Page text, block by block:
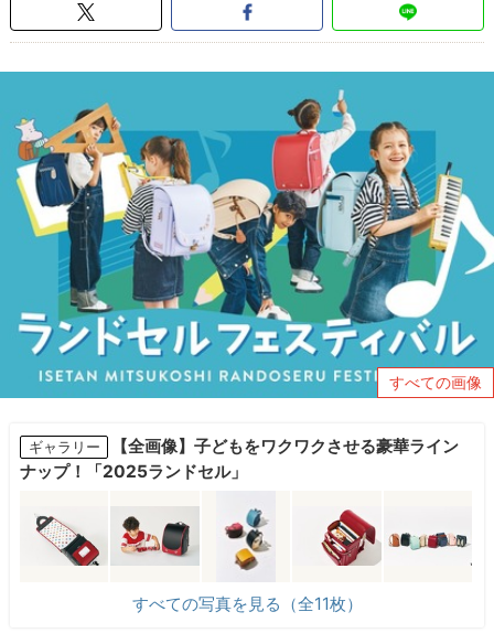
すべての画像
ギャラリー
【全画像】子どもをワクワクさせる豪華ライン
ナップ！「2025ランドセル」
すべての写真を見る（全11枚）